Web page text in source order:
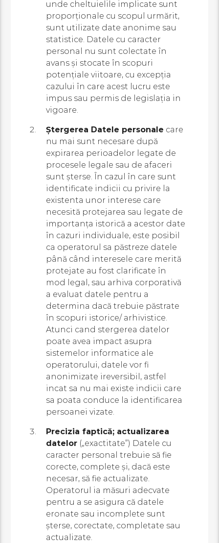
unde cheltuielile implicate sunt
proporționale cu scopul urmărit,
sunt utilizate date anonime sau
statistice. Datele cu caracter
personal nu sunt colectate în
avans și stocate în scopuri
potențiale viitoare, cu excepția
cazului în care acest lucru este
impus sau permis de legislația in
vigoare.
Ștergerea Datele personale care
nu mai sunt necesare după
expirarea perioadelor legate de
procesele legale sau de afaceri
sunt șterse. În cazul în care sunt
identificate indicii cu privire la
existenta unor interese care
necesită protejarea sau legate de
importanța istorică a acestor date
în cazuri individuale, este posibil
ca operatorul sa păstreze datele
până când interesele care merită
protejate au fost clarificate în
mod legal, sau arhiva corporativă
a evaluat datele pentru a
determina dacă trebuie păstrate
în scopuri istorice/ arhivistice.
Atunci cand stergerea datelor
poate avea impact asupra
sistemelor informatice ale
operatorului, datele vor fi
anonimizate ireversibil, astfel
incat sa nu mai existe indicii care
sa poata conduce la identificarea
persoanei vizate.
Precizia faptică; actualizarea
datelor („exactitate”) Datele cu
caracter personal trebuie să fie
corecte, complete și, dacă este
necesar, să fie actualizate.
Operatorul ia măsuri adecvate
pentru a se asigura că datele
eronate sau incomplete sunt
șterse, corectate, completate sau
actualizate.